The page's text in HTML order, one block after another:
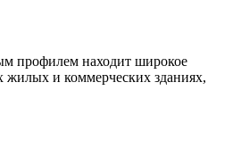
профилем находит широкое
жилых и коммерческих зданиях,